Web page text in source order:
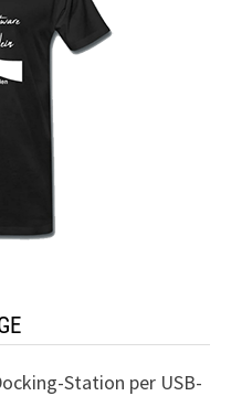
Station per USB-